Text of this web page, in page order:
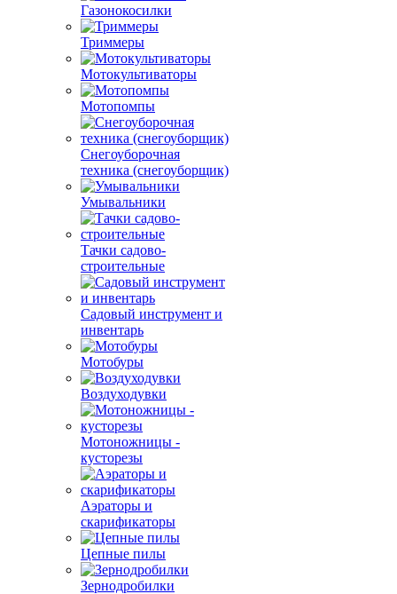
Газонокосилки
Триммеры
Мотокультиваторы
Мотопомпы
Снегоуборочная
техника (снегоуборщик)
Умывальники
Тачки садово-
строительные
Садовый инструмент и
инвентарь
Мотобуры
Воздуходувки
Мотоножницы -
кусторезы
Аэраторы и
скарификаторы
Цепные пилы
Зернодробилки